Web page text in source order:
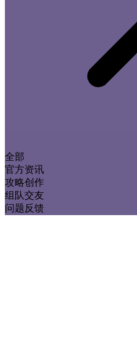
全部
官方资讯
攻略创作
组队交友
问题反馈